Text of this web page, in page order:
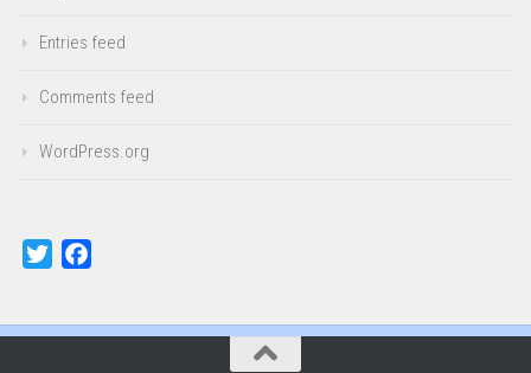
Entries feed
Comments feed
WordPress.org
Twitter